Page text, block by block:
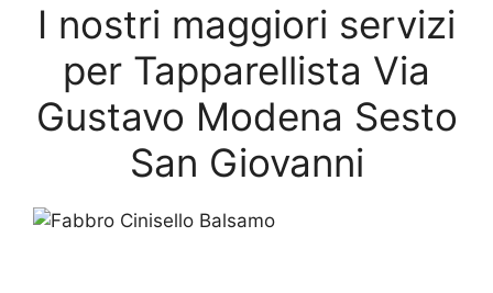
I nostri maggiori servizi
per Tapparellista Via
Gustavo Modena Sesto
San Giovanni